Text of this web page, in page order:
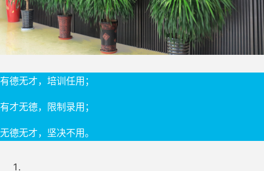
有德无才，培训任用；
有才无德，限制录用；
无德无才，坚决不用。